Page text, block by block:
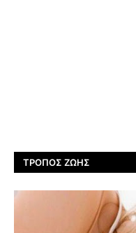
ΤΡΌΠΟΣ ΖΩΉΣ